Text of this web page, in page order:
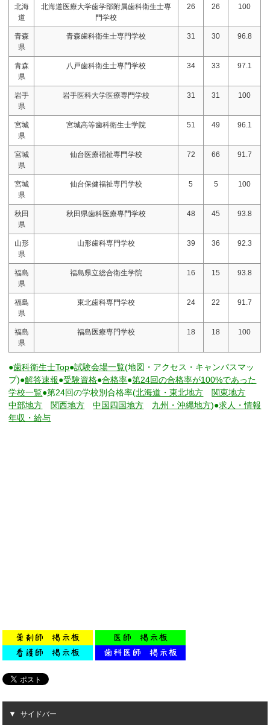
北海
道
北海道医療大学歯学部附属歯科衛生士専
門学校
26 26 100
青森
県
青森歯科衛生士専門学校 31 30 96.8
青森
県
八戸歯科衛生士専門学校 34 33 97.1
岩手
県
岩手医科大学医療専門学校 31 31 100
宮城
県
宮城高等歯科衛生士学院 51 49 96.1
宮城
県
仙台医療福祉専門学校 72 66 91.7
宮城
県
仙台保健福祉専門学校 5 5 100
秋田
県
秋田県歯科医療専門学校 48 45 93.8
山形
県
山形歯科専門学校 39 36 92.3
福島
県
福島県立総合衛生学院 16 15 93.8
福島
県
東北歯科専門学校 24 22 91.7
福島
県
福島医療専門学校 18 18 100
●歯科衛生士Top●試験会場一覧(地図・アクセス・キャンパスマッ
プ)●解答速報●受験資格●合格率●第24回の合格率が100%であった
学校一覧●第24回の学校別合格率(北海道・東北地方
関東地方
中部地方
関西地方 中国四国地方 九州・沖縄地方)●求人・情報
年収・給与
サイドバー